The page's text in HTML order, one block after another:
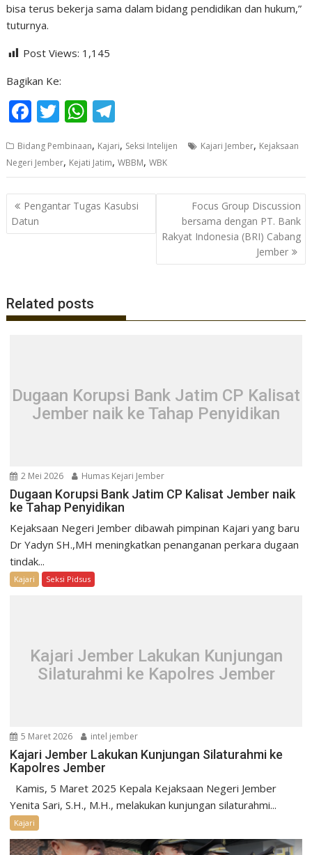
bisa terus bekerja sama dalam bidang pendidikan dan hukum,”
tuturnya.
Post Views: 1,145
Bagikan Ke:
F
e
b
o
o
T
itt
er
W
at
s
A
p
e
gr
a
Bidang Pembinaan, Kajari, Seksi Intelijen Kajari Jember, Kejaksaan
Negeri Jember, Kejati Jatim,WBBM,WBK
Navigasi
pos
Pengantar Tugas Kasubsi
Datun
Focus Group Discussion
bersama dengan PT. Bank
Rakyat Indonesia (BRI) Cabang
Jember
Related posts
Dugaan Korupsi Bank Jatim CP Kalisat
Jember naik ke Tahap Penyidikan
2 Mei 2026 Humas Kejari Jember
Dugaan Korupsi Bank Jatim CP Kalisat Jember naik
ke Tahap Penyidikan
Kejaksaan Negeri Jember dibawah pimpinan Kajari yang baru
Dr Yadyn SH.,MH meningkatkan penanganan perkara dugaan
tindak...
Kajari Seksi Pidsus
Kajari Jember Lakukan Kunjungan
Silaturahmi ke Kapolres Jember
5 Maret 2026 intel jember
Kajari Jember Lakukan Kunjungan Silaturahmi ke
Kapolres Jember
Kamis, 5 Maret 2025 Kepala Kejaksaan Negeri Jember
Yenita Sari, S.H., M.H., melakukan kunjungan silaturahmi...
Kajari